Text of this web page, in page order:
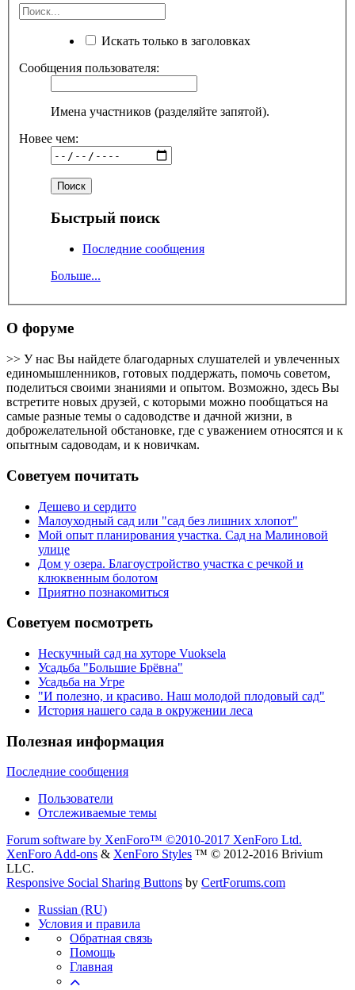
Искать только в заголовках
Сообщения пользователя:
Имена участников (разделяйте запятой).
Новее чем:
Быстрый поиск
Последние сообщения
Больше...
О форуме
>> У нас Вы найдете благодарных слушателей и увлеченных
единомышленников, готовых поддержать, помочь советом,
поделиться своими знаниями и опытом. Возможно, здесь Вы
встретите новых друзей, с которыми можно пообщаться на
самые разные темы о садоводстве и дачной жизни, в
доброжелательной обстановке, где с уважением относятся и к
опытным садоводам, и к новичкам.
Советуем почитать
Дешево и сердито
Малоуходный сад или "сад без лишних хлопот"
Мой опыт планирования участка. Сад на Малиновой
улице
Дом у озера. Благоустройство участка с речкой и
клюквенным болотом
Приятно познакомиться
Советуем посмотреть
Нескучный сад на хуторе Vuoksela
Усадьба "Большие Брёвна"
Усадьба на Угре
"И полезно, и красиво. Наш молодой плодовый сад"
История нашего сада в окружении леса
Полезная информация
Последние сообщения
Пользователи
Отслеживаемые темы
Forum software by XenForo™ ©2010-2017 XenForo Ltd.
XenForo Add-ons & XenForo Styles ™ © 2012-2016 Brivium
LLC.
Responsive Social Sharing Buttons by CertForums.com
Russian (RU)
Условия и правила
Обратная связь
Помощь
Главная